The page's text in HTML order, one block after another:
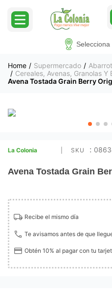
Supermercado
Cereales, Avenas, Granolas Y
Avena Tostada Grain Berry
La Colonia :
Avena Tostada Grain
Recibe el mismo día
Te avisamos antes de que
Obtén 10% al pagar con tu